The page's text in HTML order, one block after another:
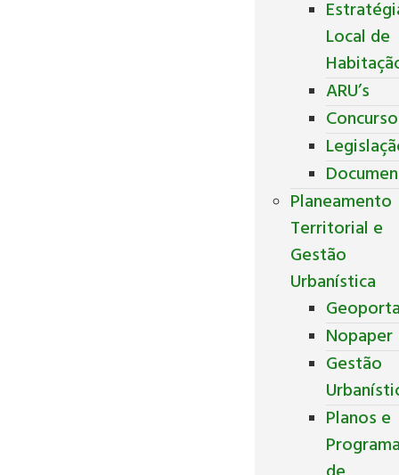
Local de
ARU’s
Planeamento
Territorial e
Gestão
Urbanística
Nopaper
Gestão
Planos e